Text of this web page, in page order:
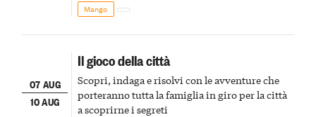
Mango
07 AUG
10 AUG
Il gioco della città
Scopri, indaga e risolvi con le avventure che
porteranno tutta la famiglia in giro per la città
a scoprirne i segreti